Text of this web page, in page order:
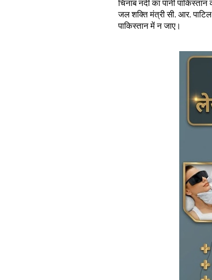
चिनाब नदी का पानी
जल शक्ति मंत्री सी. आर.
पाकिस्तान में न जाए।